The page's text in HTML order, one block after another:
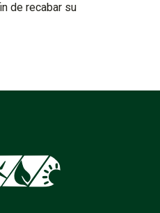
de recabar su